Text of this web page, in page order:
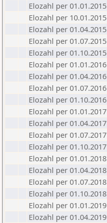
Elozahl per 01.01.2015
Elozahl per 10.01.2015
Elozahl per 01.04.2015
Elozahl per 01.07.2015
Elozahl per 01.10.2015
Elozahl per 01.01.2016
Elozahl per 01.04.2016
Elozahl per 01.07.2016
Elozahl per 01.10.2016
Elozahl per 01.01.2017
Elozahl per 01.04.2017
Elozahl per 01.07.2017
Elozahl per 01.10.2017
Elozahl per 01.01.2018
Elozahl per 01.04.2018
Elozahl per 01.07.2018
Elozahl per 01.10.2018
Elozahl per 01.01.2019
Elozahl per 01.04.2019